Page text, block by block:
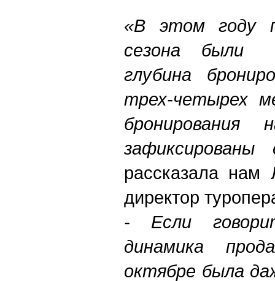
«В этом году
сезона были
глубина
трех-четырех
рассказала нам
директор
- Если
динамика
октябре была